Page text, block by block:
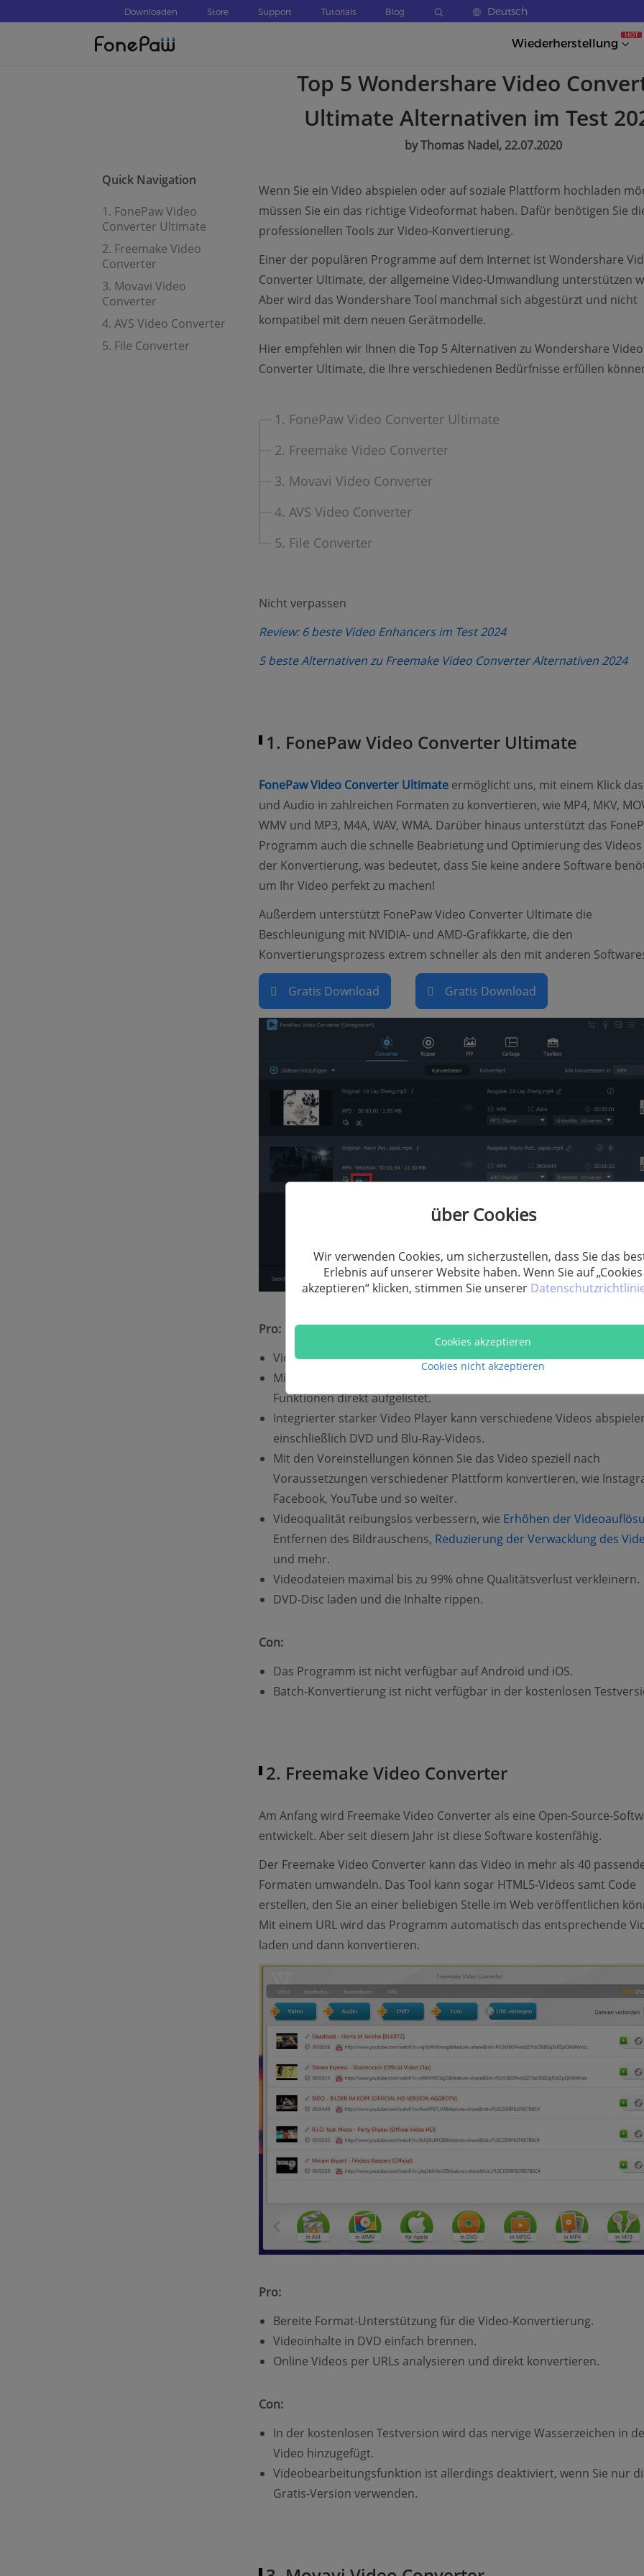
Downloaden Store Support Tutorials Blog Deutsch
Wiederherstellung
HOT
Top 5 Wondershare Video
Ultimate Alternativen im Test
by Thomas Nadel, 22.07.2020
Quick Navigation
1. FonePaw Video
Converter Ultimate
2. Freemake Video
Converter
3. Movavi Video
Converter
4. AVS Video Converter
5. File Converter
Wenn Sie ein Video abspielen oder auf soziale Plattform hochladen
müssen Sie ein das richtige Videoformat haben. Dafür benötigen Sie
professionellen Tools zur Video-Konvertierung.
Einer der populären Programme auf dem Internet ist Wondershare
Converter Ultimate, der allgemeine Video-Umwandlung unterstützen
Aber wird das Wondershare Tool manchmal sich abgestürzt und nicht
kompatibel mit dem neuen Gerätmodelle.
Hier empfehlen wir Ihnen die Top 5 Alternativen zu Wondershare Video
Converter Ultimate, die Ihre verschiedenen Bedürfnisse erfüllen
1. FonePaw Video Converter Ultimate
2. Freemake Video Converter
3. Movavi Video Converter
4. AVS Video Converter
5. File Converter
Nicht verpassen
Review: 6 beste Video Enhancers im Test 2024(opens new window)
5 beste Alternativen zu Freemake Video Converter Alternativen 2024
1. FonePaw Video Converter Ultimate
FonePaw Video Converter Ultimate (opens new window)
ermöglicht uns, mit einem Klick
und Audio in zahlreichen Formaten zu konvertieren, wie MP4, MKV,
WMV und MP3, M4A, WAV, WMA. Darüber hinaus unterstützt das
Programm auch die schnelle Beabrietung und Optimierung des
der Konvertierung, was bedeutet, dass Sie keine andere Software
um Ihr Video perfekt zu machen!
Außerdem unterstützt FonePaw Video Converter Ultimate die
Beschleunigung mit NVIDIA- und AMD-Grafikkarte, die den
Konvertierungsprozess extrem schneller als den mit anderen
Gratis Download Gratis Download
Pro:
Video mit einem Klick in häufig verwendeten Formaten konvertieren.
Mit dem benutzerfreundlichen Interface werden alle praktischen
Funktionen direkt aufgelistet.
Integrierter starker Video Player kann verschiedene Videos
einschließlich DVD und Blu-Ray-Videos.
Mit den Voreinstellungen können Sie das Video speziell nach
Voraussetzungen verschiedener Plattform konvertieren, wie
Facebook, YouTube und so weiter.
Videoqualität reibungslos verbessern, wie Erhöhen der
Entfernen des Bildrauschens, Reduzierung der Verwacklung des
und mehr.
Videodateien maximal bis zu 99% ohne Qualitätsverlust verkleinern.
DVD-Disc laden und die Inhalte rippen.
Con:
Das Programm ist nicht verfügbar auf Android und iOS.
Batch-Konvertierung ist nicht verfügbar in der kostenlosen
2. Freemake Video Converter
Am Anfang wird Freemake Video Converter als eine Open-Source-
entwickelt. Aber seit diesem Jahr ist diese Software kostenfähig.
Der Freemake Video Converter kann das Video in mehr als 40
Formaten umwandeln. Das Tool kann sogar HTML5-Videos samt Code
erstellen, den Sie an einer beliebigen Stelle im Web veröffentlichen
Mit einem URL wird das Programm automatisch das entsprechende
laden und dann konvertieren.
Pro:
Bereite Format-Unterstützung für die Video-Konvertierung.
Videoinhalte in DVD einfach brennen.
Online Videos per URLs analysieren und direkt konvertieren.
Con:
In der kostenlosen Testversion wird das nervige Wasserzeichen in
Video hinzugefügt.
Videobearbeitungsfunktion ist allerdings deaktiviert, wenn Sie nur
Gratis-Version verwenden.
über Cookies
Wir verwenden Cookies, um sicherzustellen, dass Sie das
Erlebnis auf unserer Website haben. Wenn Sie auf „Cookies
akzeptieren“ klicken, stimmen Sie unserer
Cookies akzeptieren
Cookies nicht akzeptieren